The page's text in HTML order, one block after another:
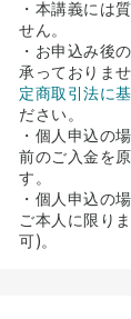
・本講義には
せん。
・お申込み後
承っておりま
定商取引法に
ださい。
・個人申込の
前のご入金を
す。
・個人申込の
ご本人に限り
可)。